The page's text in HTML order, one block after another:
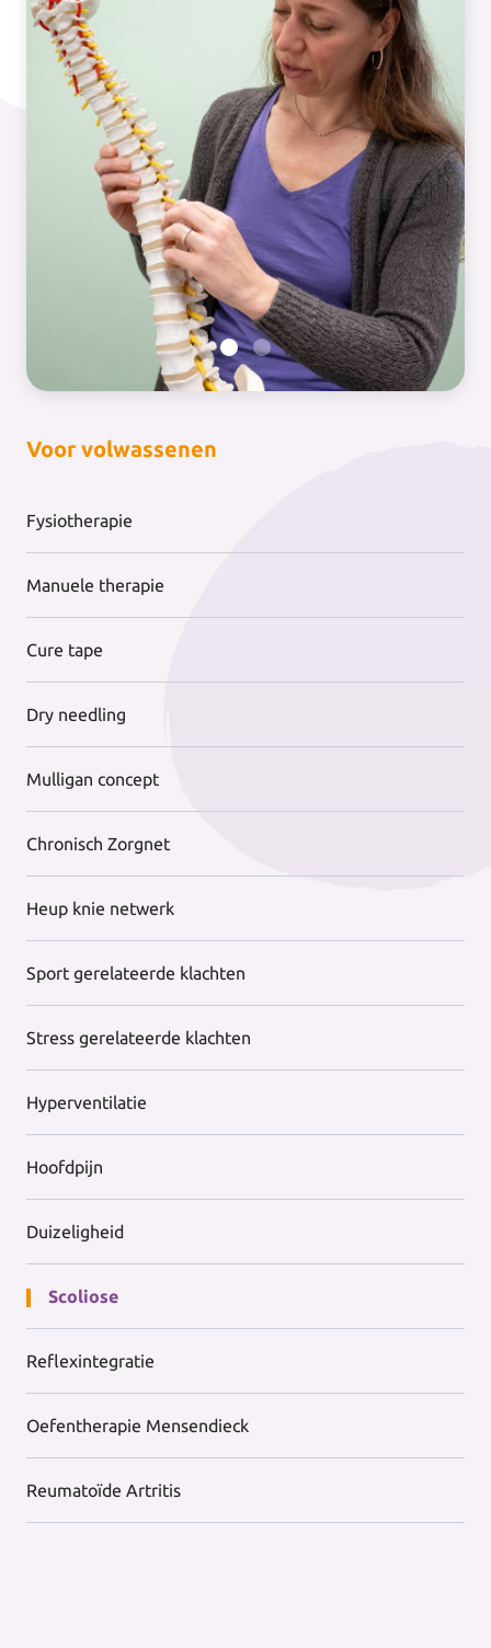
Voor volwassenen
Fysiotherapie
Manuele therapie
Cure tape
Dry needling
Mulligan concept
Chronisch Zorgnet
Heup knie netwerk
Sport gerelateerde klachten
Stress gerelateerde klachten
Hyperventilatie
Hoofdpijn
Duizeligheid
Scoliose
Reflexintegratie
Oefentherapie Mensendieck
Reumatoïde Artritis